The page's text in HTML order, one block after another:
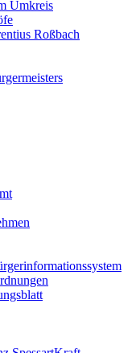
Umkreis
Roßbach